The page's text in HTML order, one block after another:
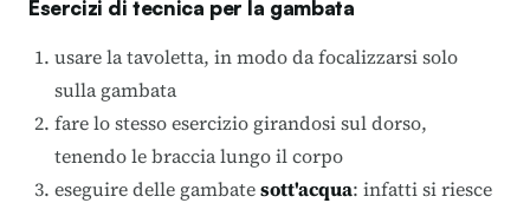
Esercizi di tecnica per la gambata
usare la tavoletta, in modo da focalizzarsi solo
sulla gambata
fare lo stesso esercizio girandosi sul dorso,
tenendo le braccia lungo il corpo
eseguire delle gambatesott'acqua: infatti si riesce